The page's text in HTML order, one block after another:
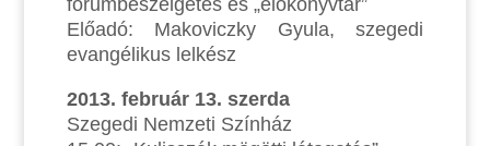
Előadó: Makoviczky Gyula, szegedi
evangélikus lelkész
2013. február 13. szerda
Szegedi Nemzeti Színház